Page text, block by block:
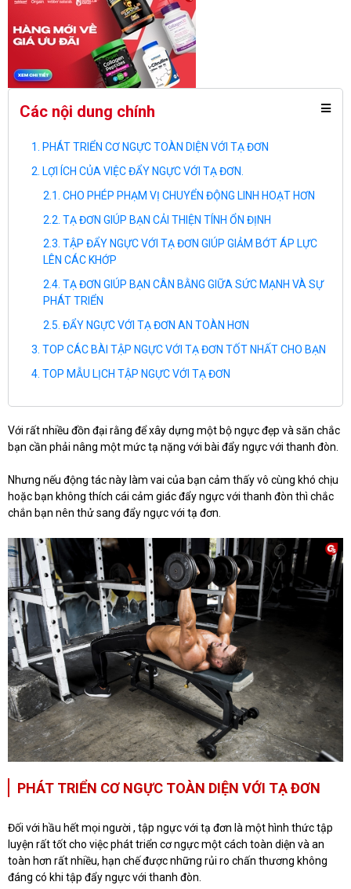
Các nội dung chính
PHÁT TRIỂN CƠ NGỰC TOÀN DIỆN VỚI TẠ ĐƠN
LỢI ÍCH CỦA VIỆC ĐẨY NGỰC VỚI TẠ ĐƠN.
CHO PHÉP PHẠM VỊ CHUYỂN ĐỘNG LINH HOẠT HƠN
TẠ ĐƠN GIÚP BẠN CẢI THIỆN TÍNH ỔN ĐỊNH
TẬP ĐẨY NGỰC VỚI TẠ ĐƠN GIÚP GIẢM BỚT ÁP LỰC
LÊN CÁC KHỚP
TẠ ĐƠN GIÚP BẠN CÂN BẰNG GIỮA SỨC MẠNH VÀ SỰ
PHÁT TRIỂN
ĐẨY NGỰC VỚI TẠ ĐƠN AN TOÀN HƠN
TOP CÁC BÀI TẬP NGỰC VỚI TẠ ĐƠN TỐT NHẤT CHO BẠN
TOP MẪU LỊCH TẬP NGỰC VỚI TẠ ĐƠN
Với rất nhiều đồn đại rằng để xây dựng một bộ ngực đẹp và săn chắc
bạn cần phải nâng một mức tạ nặng với bài đẩy ngực với thanh đòn.
Nhưng nếu động tác này làm vai của bạn cảm thấy vô cùng khó chịu
hoặc bạn không thích cái cảm giác đẩy ngực với thanh đòn thì chắc
chắn bạn nên thử sang đẩy ngực với tạ đơn.
PHÁT TRIỂN CƠ NGỰC TOÀN DIỆN VỚI TẠ ĐƠN
Đối với hầu hết mọi người , tập ngực với tạ đơn là một hình thức tập
luyện rất tốt cho việc phát triển cơ ngực một cách toàn diện và an
toàn hơn rất nhiều, hạn chế được những rủi ro chấn thương không
đáng có khi tập đẩy ngực với thanh đòn.